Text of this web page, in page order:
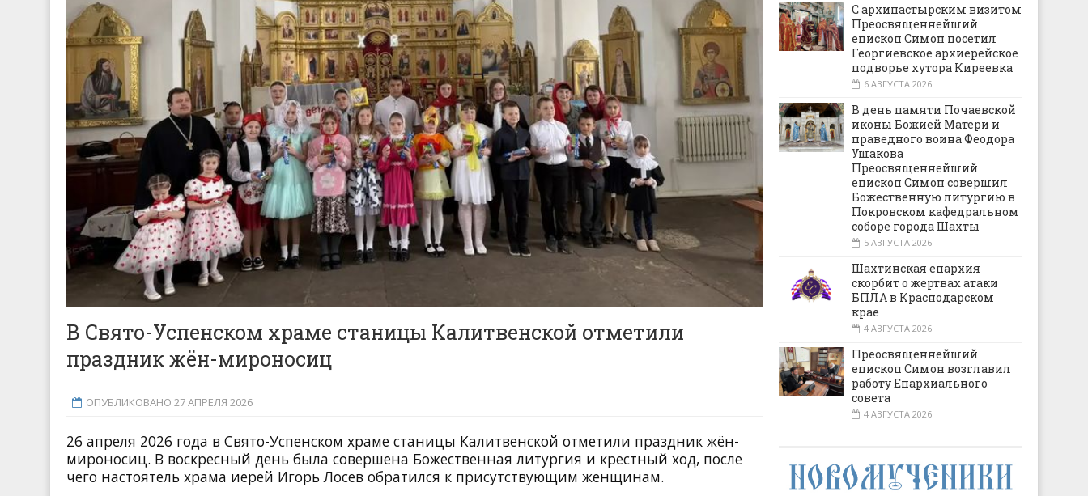
В Свято-Успенском храме станицы Калитвенской отметили
праздник жён-мироносиц
ОПУБЛИКОВАНО 27 АПРЕЛЯ 2026
26 апреля 2026 года в Свято-Успенском храме станицы Калитвенской отметили праздник жён-
мироносиц. В воскресный день была совершена Божественная литургия и крестный ход, после
чего настоятель храма иерей Игорь Лосев обратился к присутствующим женщинам.
С архипастырским визитом
Преосвященнейший
епископ Симон посетил
Георгиевское архиерейское
подворье хутора Киреевка
6 АВГУСТА 2026
В день памяти Почаевской
иконы Божией Матери и
праведного воина Феодора
Ушакова
Преосвященнейший
епископ Симон совершил
Божественную литургию в
Покровском кафедральном
соборе города Шахты
5 АВГУСТА 2026
Шахтинская епархия
скорбит о жертвах атаки
БПЛА в Краснодарском
крае
4 АВГУСТА 2026
Преосвященнейший
епископ Симон возглавил
работу Епархиального
совета
4 АВГУСТА 2026